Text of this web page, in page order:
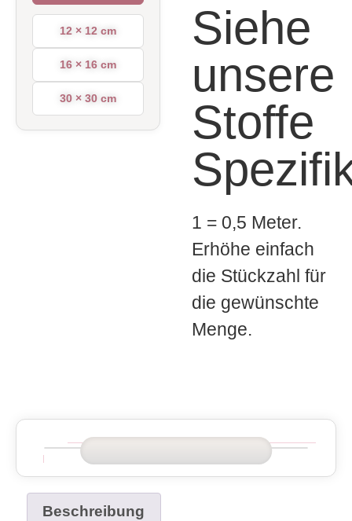
12 × 12 cm
16 × 16 cm
30 × 30 cm
Siehe
unsere
Stoffe
1 = 0,5 Meter.
Erhöhe einfach
die Stückzahl für
die gewünschte
Menge.
Beschreibung